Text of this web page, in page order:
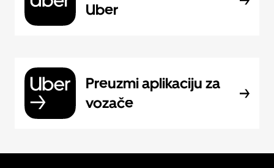
Uber
Preuzmi aplikaciju za
vozače